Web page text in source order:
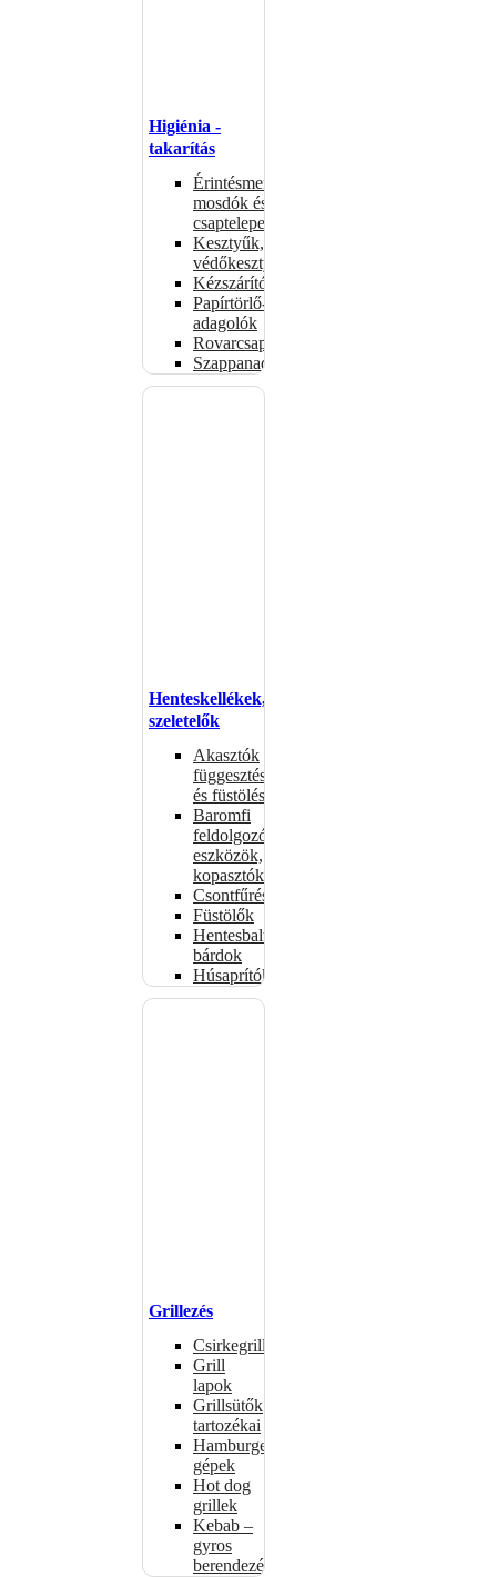
Higiénia -
takarítás
Érintésmentes
mosdók és
csaptelepek
Kesztyűk,
védőkesztyűk
Kézszárítók
Papírtörlő-
adagolók
Rovarcsapdák
Szappanadagolók
Henteskellékek,
szeletelők
Akasztók
függesztéshez
és füstöléshez
Baromfi
feldolgozó
eszközök,
kopasztók
Csontfűrészek
Füstölők
Hentesbalták,
bárdok
Húsaprítók
Grillezés
Csirkegrillek
Grill
lapok
Grillsütők
tartozékai
Hamburgerformázó
gépek
Hot dog
grillek
Kebab –
gyros
berendezés